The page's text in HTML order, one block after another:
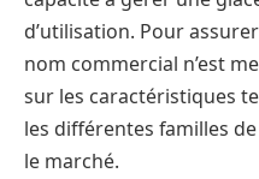
d’utilisation. Pour
nom commercial n’est
sur les caractéristiques
les différentes familles
le marché.